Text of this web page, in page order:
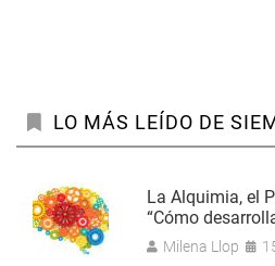
LO MÁS LEÍDO DE
La Alquimia, el
“Cómo
Milena Llop